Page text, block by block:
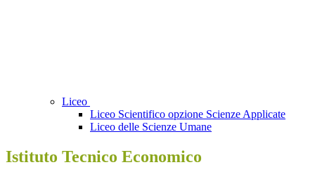
Liceo
Liceo Scientifico opzione Scienze Applicate
Liceo delle Scienze Umane
Istituto Tecnico Economico